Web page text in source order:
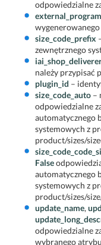
odpowiedzialne
size_code_prefix
zewnętrznego
należy przypisać
plugin_id –
size_code_auto –
odpowiedzialne
automatycznego
systemowych z
product/sizes/
False
automatycznego
systemowych z
product/sizes/
update_name,
odpowiedzialne
wybranego